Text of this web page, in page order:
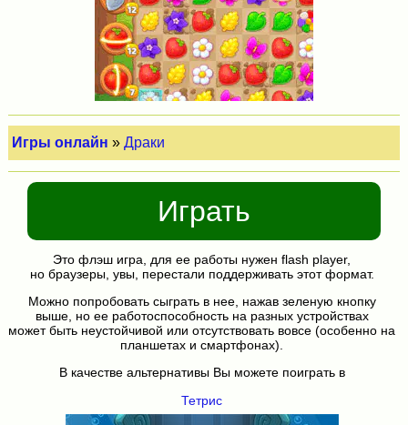
Игры онлайн »Драки
Играть
Это флэш игра, для ее работы нужен flash player,
но браузеры, увы, перестали поддерживать этот формат.
Можно попробовать сыграть в нее, нажав зеленую кнопку
выше, но ее работоспособность на разных устройствах
может быть неустойчивой или отсутствовать вовсе (особенно на
планшетах и смартфонах).
В качестве альтернативы Вы можете поиграть в
Тетрис